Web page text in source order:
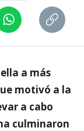
a más
motivó a la
a cabo
culminaron